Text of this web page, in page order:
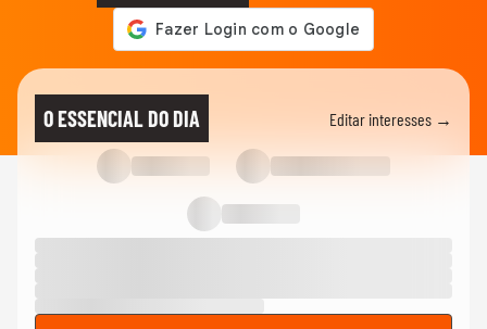
O ESSENCIAL DO DIA Editar interesses →